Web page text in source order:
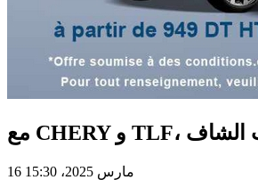
16 مارس 2025، 15:30